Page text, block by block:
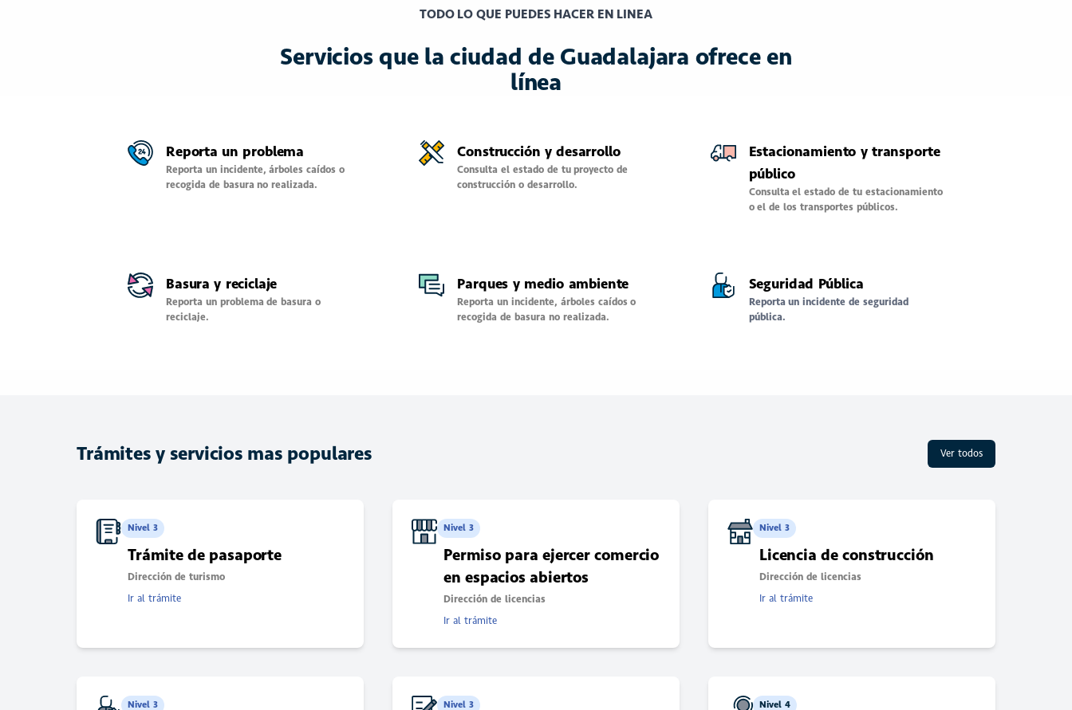
TODO LO QUE PUEDES HACER EN LINEA
Servicios que la ciudad de Guadalajara ofrece en
línea
Reporta un problema
Reporta un incidente, árboles caídos o
recogida de basura no realizada.
Construcción y desarrollo
Consulta el estado de tu proyecto de
construcción o desarrollo.
Estacionamiento y transporte
público
Consulta el estado de tu estacionamiento
o el de los transportes públicos.
Basura y reciclaje
Reporta un problema de basura o
reciclaje.
Parques y medio ambiente
Reporta un incidente, árboles caídos o
recogida de basura no realizada.
Seguridad Pública
Reporta un incidente de seguridad
pública.
Trámites y servicios mas populares Ver todos
Nivel 3
Trámite de pasaporte
Dirección de turismo
Ir al trámite
Nivel 3
Permiso para ejercer comercio
en espacios abiertos
Dirección de licencias
Ir al trámite
Nivel 3
Licencia de construcción
Dirección de licencias
Ir al trámite
Nivel 3 Nivel 3 Nivel 4